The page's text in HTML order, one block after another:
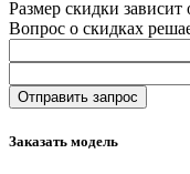
Размер скидки
Вопрос о скидках
Заказать модель